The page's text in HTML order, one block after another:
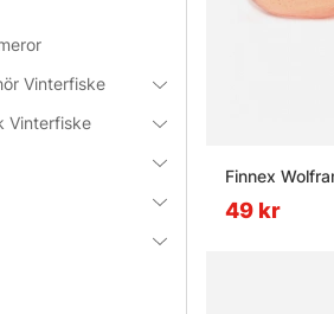
Vinterfiske
Vinterfiske
Vad är
Finnex
49 kr